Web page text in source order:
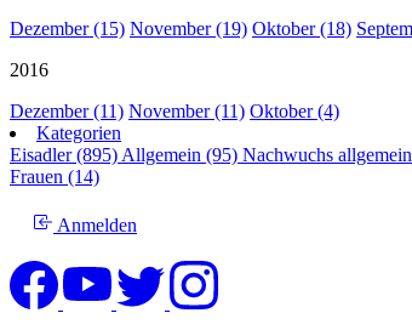
Dezember (15) November (19) Oktober (18)
2016
Dezember (11) November (11) Oktober (4)
Kategorien
Eisadler (895)Allgemein (95) Nachwuchs
Frauen (14)
Anmelden